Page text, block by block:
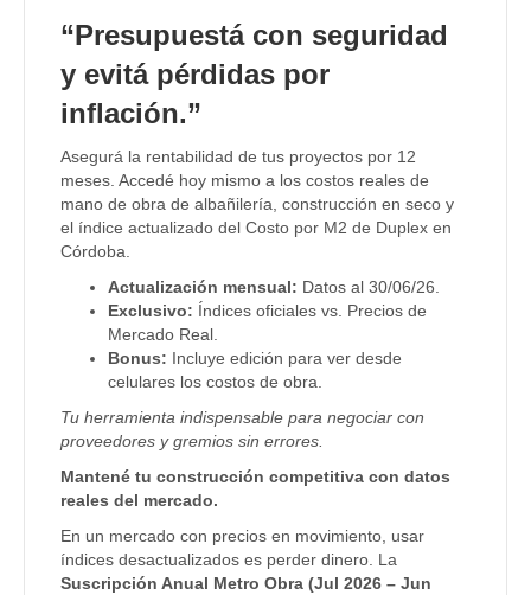
“Presupuestá con seguridad
y evitá pérdidas por
inflación.”
Asegurá la rentabilidad de tus proyectos por 12
meses. Accedé hoy mismo a los costos reales de
mano de obra de albañilería, construcción en seco y
el índice actualizado del Costo por M2 de Duplex en
Córdoba.
Actualización mensual: Datos al 30/06/26.
Exclusivo: Índices oficiales vs. Precios de
Mercado Real.
Bonus: Incluye edición para ver desde
celulares los costos de obra.
Tu herramienta indispensable para negociar con
proveedores y gremios sin errores.
Mantené tu construcción competitiva con datos
reales del mercado.
En un mercado con precios en movimiento, usar
índices desactualizados es perder dinero. La
Suscripción Anual Metro Obra (Jul 2026 – Jun